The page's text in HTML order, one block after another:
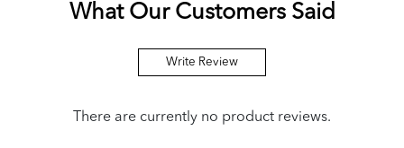
What Our Customers Said
Write Review
There are currently no product reviews.